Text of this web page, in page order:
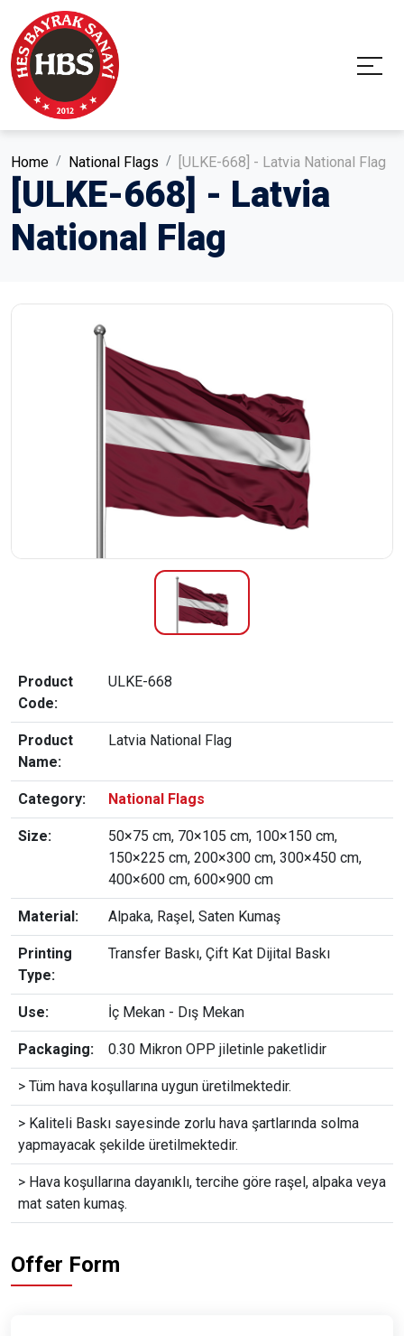
Home National Flags [ULKE-668] - Latvia National Flag
[ULKE-668] - Latvia
National Flag
Product
Code:
ULKE-668
Product
Name:
Latvia National Flag
Category: National Flags
Size:
50×75 cm, 70×105 cm, 100×150 cm,
150×225 cm, 200×300 cm, 300×450 cm,
400×600 cm, 600×900 cm
Material: Alpaka, Raşel, Saten Kumaş
Printing
Type:
Transfer Baskı, Çift Kat Dijital Baskı
Use: İç Mekan - Dış Mekan
Packaging: 0.30 Mikron OPP jiletinle paketlidir
> Tüm hava koşullarına uygun üretilmektedir.
> Kaliteli Baskı sayesinde zorlu hava şartlarında solma
yapmayacak şekilde üretilmektedir.
> Hava koşullarına dayanıklı, tercihe göre raşel, alpaka veya
mat saten kumaş.
Offer Form